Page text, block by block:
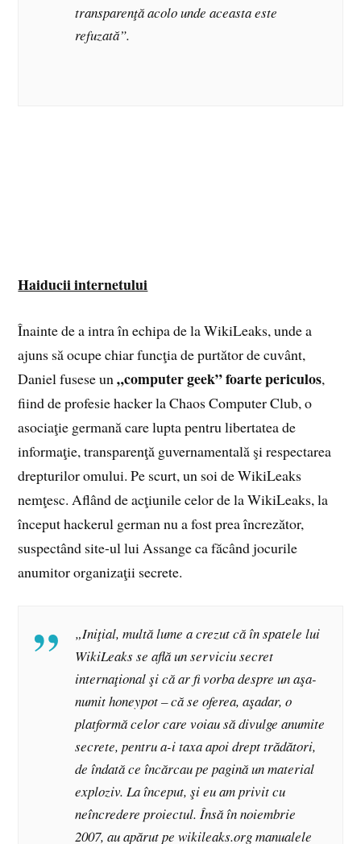
transparenţă acolo unde aceasta este
refuzată”.
Haiducii internetului
Înainte de a intra în echipa de la WikiLeaks, unde a
ajuns să ocupe chiar funcţia de purtător de cuvânt,
Daniel fusese un„computer geek” foarte periculos,
fiind de profesie hacker la Chaos Computer Club, o
asociaţie germană care lupta pentru libertatea de
informaţie, transparenţă guvernamentală şi respectarea
drepturilor omului. Pe scurt, un soi de WikiLeaks
nemţesc. Aflând de acţiunile celor de la WikiLeaks, la
început hackerul german nu a fost prea încrezător,
suspectând site-ul lui Assange ca făcând jocurile
anumitor organizaţii secrete.
„Iniţial, multă lume a crezut că în spatele lui
WikiLeaks se află un serviciu secret
internaţional şi că ar fi vorba despre un aşa-
numit honeypot – că se oferea, aşadar, o
platformă celor care voiau să divulge anumite
secrete, pentru a-i taxa apoi drept trădători,
de îndată ce încărcau pe pagină un material
exploziv. La început, şi eu am privit cu
neîncredere proiectul. Însă în noiembrie
2007, au apărut pe wikileaks.org manualele